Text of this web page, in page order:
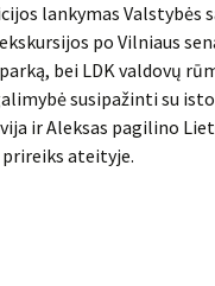
lankymas Valstybės
po Vilniaus
bei LDK valdovų
susipažinti su
ir Aleksas pagilino
ateityje.